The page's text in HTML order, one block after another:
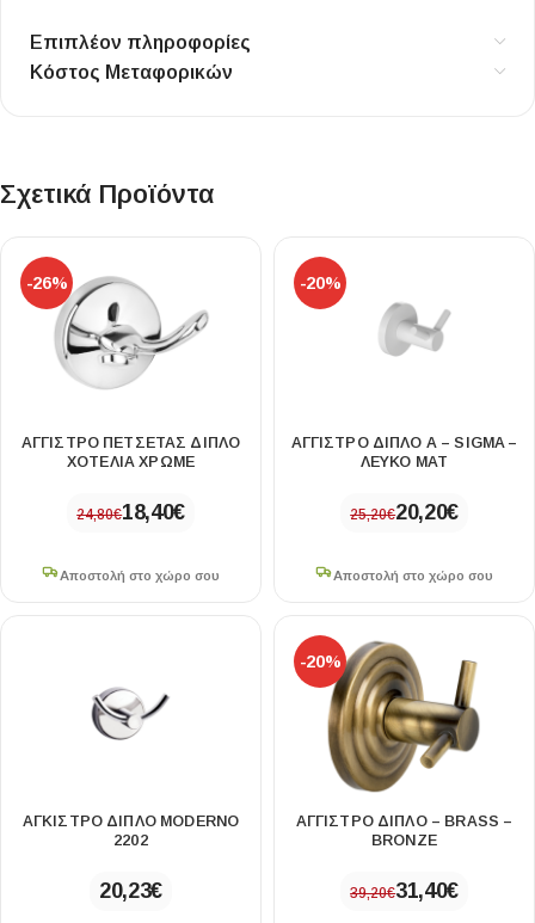
Επιπλέον πληροφορίες
Κόστος Μεταφορικών
Σχετικά Προϊόντα
-26%
ΑΓΓΙΣΤΡΟ ΠΕΤΣΕΤΑΣ ΔΙΠΛΟ
ΧΟΤΕΛΙΑ ΧΡΩΜΕ
24,80€18,40€
Αποστολή στο χώρο σου
-20%
ΑΓΓΙΣΤΡΟ ΔΙΠΛΟ Α – SIGMA –
ΛΕΥΚΟ ΜΑΤ
25,20€20,20€
Αποστολή στο χώρο σου
ΆΓΚΙΣΤΡΟ ΔΙΠΛΌ MODERNO
2202
20,23€
-20%
ΑΓΓΙΣΤΡΟ ΔΙΠΛΟ – BRASS –
BRONZE
39,20€31,40€